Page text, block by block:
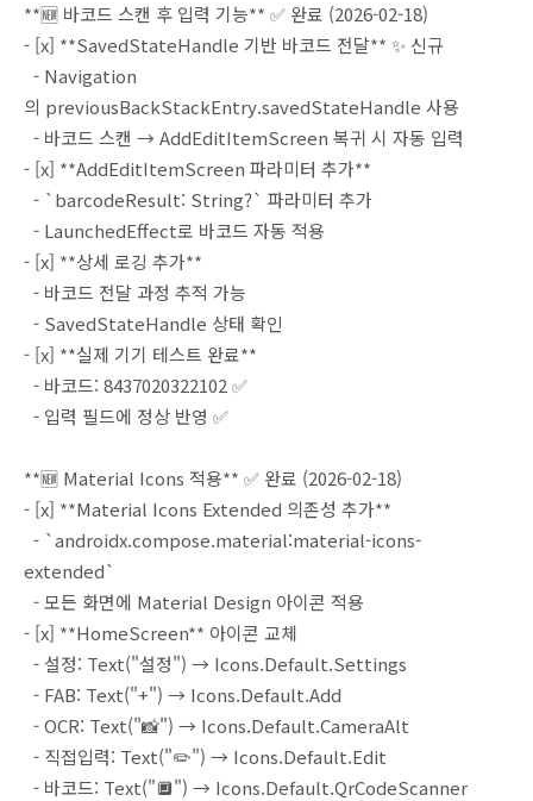
**🆕 바코드 스캔 후 입력 기능** ✅ 완료 (2026-02-18)
- [x] **SavedStateHandle 기반 바코드 전달** ✨ 신규
- Navigation
의 previousBackStackEntry.savedStateHandle 사용
- 바코드 스캔 → AddEditItemScreen 복귀 시 자동 입력
- [x] **AddEditItemScreen 파라미터 추가**
- `barcodeResult: String?` 파라미터 추가
- LaunchedEffect로 바코드 자동 적용
- [x] **상세 로깅 추가**
- 바코드 전달 과정 추적 가능
- SavedStateHandle 상태 확인
- [x] **실제 기기 테스트 완료**
- 바코드: 8437020322102 ✅
- 입력 필드에 정상 반영 ✅
**🆕 Material Icons 적용** ✅ 완료 (2026-02-18)
- [x] **Material Icons Extended 의존성 추가**
- `androidx.compose.material:material-icons-
extended`
- 모든 화면에 Material Design 아이콘 적용
- [x] **HomeScreen** 아이콘 교체
- 설정: Text("설정") → Icons.Default.Settings
- FAB: Text("+") → Icons.Default.Add
- OCR: Text("📸") → Icons.Default.CameraAlt
- 직접입력: Text("✏️") → Icons.Default.Edit
- 바코드: Text("🔲") → Icons.Default.QrCodeScanner